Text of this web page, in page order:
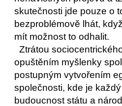
skutečnosti jde pouze o
bezproblémově lhát,
mít možnost to odhalit.
  Ztrátou sociocentrického myšlení,
opuštěním myšlenky
postupným vytvořením
společnosti, kde je
budoucnost státu a